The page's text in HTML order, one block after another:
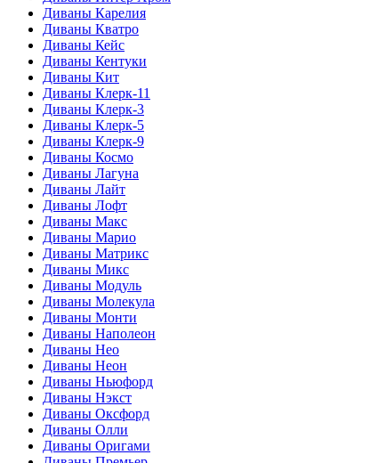
Диваны Карелия
Диваны Кватро
Диваны Кейс
Диваны Кентуки
Диваны Кит
Диваны Клерк-11
Диваны Клерк-3
Диваны Клерк-5
Диваны Клерк-9
Диваны Космо
Диваны Лагуна
Диваны Лайт
Диваны Лофт
Диваны Макс
Диваны Марио
Диваны Матрикс
Диваны Микс
Диваны Модуль
Диваны Молекула
Диваны Монти
Диваны Наполеон
Диваны Нео
Диваны Неон
Диваны Ньюфорд
Диваны Нэкст
Диваны Оксфорд
Диваны Олли
Диваны Оригами